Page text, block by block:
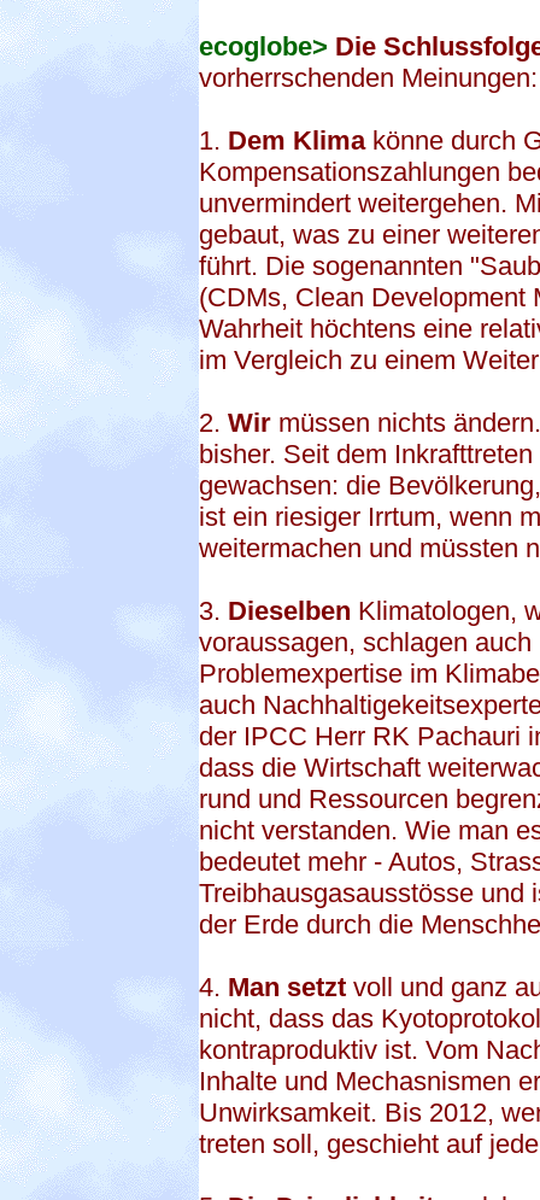
ecoglobe> Die
vorherrschenden Meinungen:
1. Dem Klimakönne durch
Kompensationszahlungen
unvermindert weitergehen.
gebaut, was zu einer
führt. Die sogenannten
(CDMs, Clean Development
Wahrheit höchtens eine
im Vergleich zu einem
2. Wir müssen nichts
bisher. Seit dem
gewachsen: die
ist ein riesiger Irrtum, wenn
weitermachen und müssten
3. Dieselben Klimatologen,
voraussagen, schlagen
Problemexpertise im
auch
der IPCC Herr RK Pachauri
dass die Wirtschaft
rund und Ressourcen
nicht verstanden. Wie man
bedeutet mehr - Autos,
Treibhausgasausstösse und
der Erde durch die
4. Man setzt voll und ganz
nicht, dass das
kontraproduktiv ist. Vom
Inhalte und Mechasnismen
Unwirksamkeit. Bis 2012,
treten soll, geschieht auf